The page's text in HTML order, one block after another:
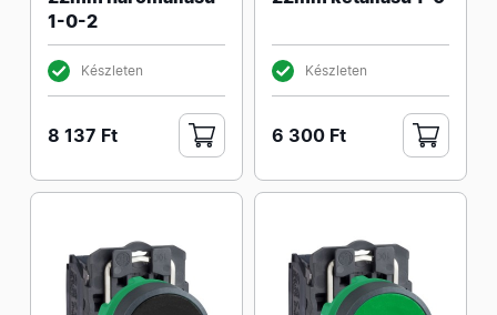
1-0-2
Készleten
8 137 Ft
Készleten
6 300 Ft